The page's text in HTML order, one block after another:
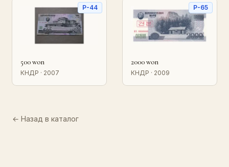
P-44
500 won
КНДР · 2007
P-65
2000 won
КНДР · 2009
← Назад в каталог